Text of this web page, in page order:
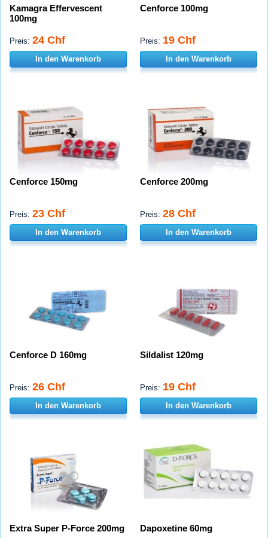
Kamagra Effervescent
100mg
Preis: 24 Chf
In den Warenkorb
Cenforce 100mg
Preis: 19 Chf
In den Warenkorb
Cenforce 150mg
Preis: 23 Chf
In den Warenkorb
Cenforce 200mg
Preis: 28 Chf
In den Warenkorb
Cenforce D 160mg
Preis: 26 Chf
In den Warenkorb
Sildalist 120mg
Preis: 19 Chf
In den Warenkorb
Extra Super P-Force 200mg Dapoxetine 60mg